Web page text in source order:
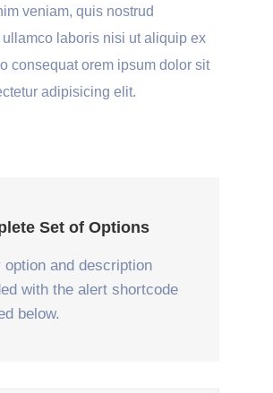
veniam, quis nostrud
laboris nisi ut aliquip ex
consequat orem ipsum dolor sit
adipisicing elit.
Set of Options
option and description
with the alert shortcode
below.